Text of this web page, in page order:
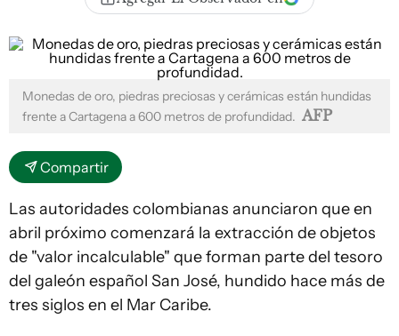
Monedas de oro, piedras preciosas y cerámicas están hundidas
frente a Cartagena a 600 metros de profundidad. AFP
Compartir
Las autoridades colombianas anunciaron que en
abril próximo comenzará la extracción de objetos
de "valor incalculable" que forman parte del tesoro
del galeón español San José, hundido hace más de
tres siglos en el Mar Caribe.